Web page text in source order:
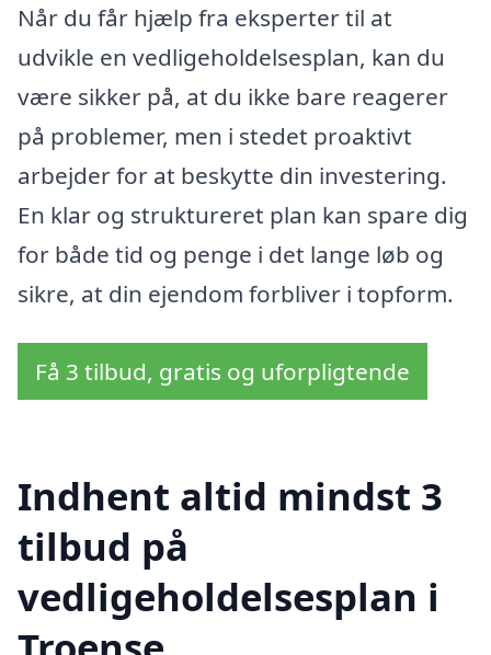
Når du får hjælp fra eksperter til at
udvikle en vedligeholdelsesplan, kan du
være sikker på, at du ikke bare reagerer
på problemer, men i stedet proaktivt
arbejder for at beskytte din investering.
En klar og struktureret plan kan spare dig
for både tid og penge i det lange løb og
sikre, at din ejendom forbliver i topform.
Få 3 tilbud, gratis og uforpligtende
Indhent altid mindst 3
tilbud på
vedligeholdelsesplan i